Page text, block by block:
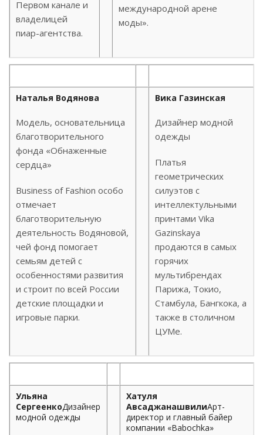
Первом канале и
владелицей
пиар-агентства.
международной арене
моды».
Наталья Водянова
Модель, основательница
благотворительного
фонда «Обнаженные
сердца»
Business of Fashion особо
отмечает
благотворительную
деятельность Водяновой,
чей фонд помогает
семьям детей с
особенностями развития
и строит по всей России
детские площадки и
игровые парки.
Вика Газинская
Дизайнер модной
одежды
Платья
геометрических
силуэтов с
интеллектульными
принтами Vika
Gazinskaya
продаются в самых
горячих
мультибрендах
Парижа, Токио,
Стамбула, Бангкока, а
также в столичном
ЦУМе.
Ульяна
СергеенкоДизайнер
модной одежды
Хатуля
АвсаджанашвилиАрт-
директор и главный байер
компании «Babochka»